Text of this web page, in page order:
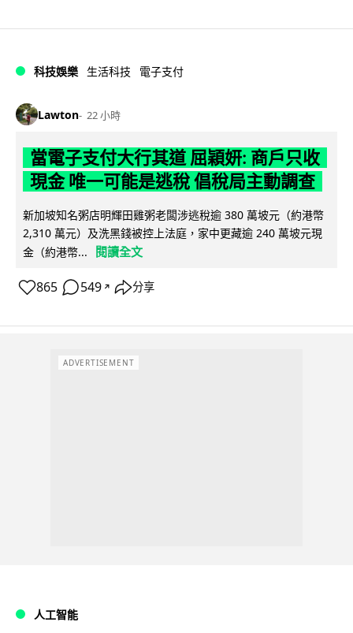
科技娛樂 生活科技 電子支付
Lawton 22 小時
當電子支付大行其道 屈穎妍: 商戶只收
現金 唯一可能是逃稅 倡稅局主動調查
新加坡知名粥店明輝田雞粥老闆涉逃稅逾 380 萬坡元（約港幣
2,310 萬元）及洗黑錢被控上法庭，家中更藏逾 240 萬坡元現
金（約港幣...
閱讀全文
865 549 ↗ 分享
ADVERTISEMENT
人工智能